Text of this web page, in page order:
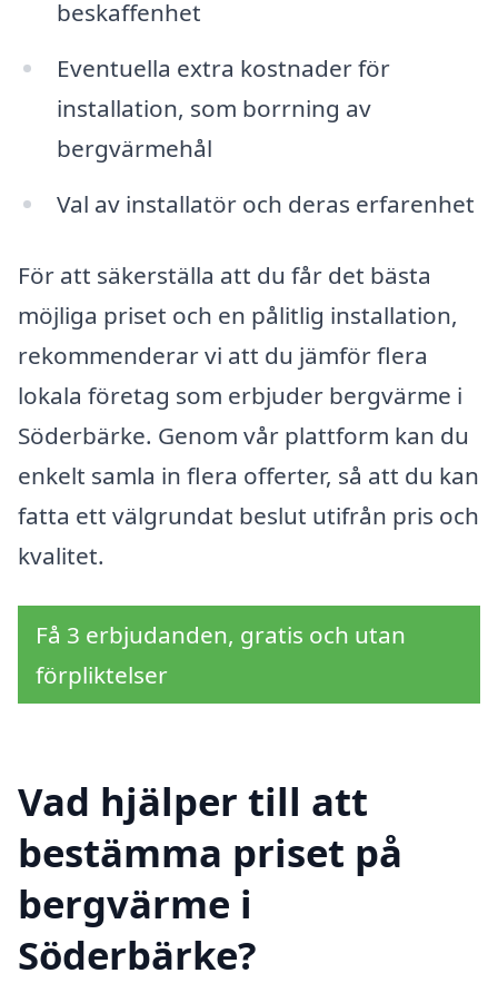
beskaffenhet
Eventuella extra kostnader för
installation, som borrning av
bergvärmehål
Val av installatör och deras erfarenhet
För att säkerställa att du får det bästa
möjliga priset och en pålitlig installation,
rekommenderar vi att du jämför flera
lokala företag som erbjuder bergvärme i
Söderbärke. Genom vår plattform kan du
enkelt samla in flera offerter, så att du kan
fatta ett välgrundat beslut utifrån pris och
kvalitet.
Få 3 erbjudanden, gratis och utan
förpliktelser
Vad hjälper till att
bestämma priset på
bergvärme i
Söderbärke?